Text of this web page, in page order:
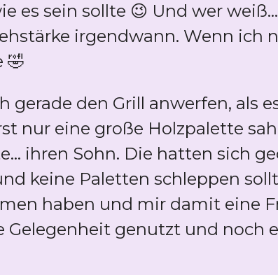
es sein sollte 😉 Und wer
irgendwann. Wenn ich
🤣
gerade den Grill anwerfen, als
nur eine große Holzpalette
ihren Sohn. Die hatten sich
keine Paletten schleppen
haben und mir damit eine
Gelegenheit genutzt und noch